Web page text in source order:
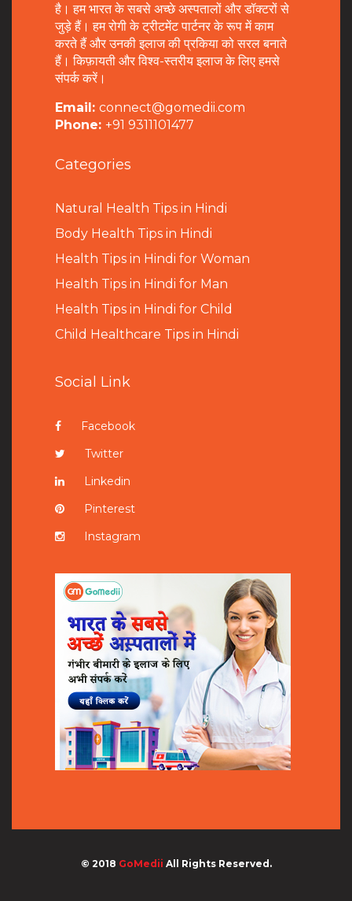
है। हम भारत के सबसे अच्छे अस्पतालों और डॉक्टरों से
जुड़े हैं। हम रोगी के ट्रीटमेंट पार्टनर के रूप में काम
करते हैं और उनकी इलाज की प्रकिया को सरल बनाते
हैं। किफ़ायती और विश्व-स्तरीय इलाज के लिए हमसे
संपर्क करें।
Email: connect@gomedii.com
Phone: +91 9311101477
Categories
Natural Health Tips in Hindi
Body Health Tips in Hindi
Health Tips in Hindi for Woman
Health Tips in Hindi for Man
Health Tips in Hindi for Child
Child Healthcare Tips in Hindi
Social Link
Facebook
Twitter
Linkedin
Pinterest
Instagram
© 2018 GoMedii All Rights Reserved.